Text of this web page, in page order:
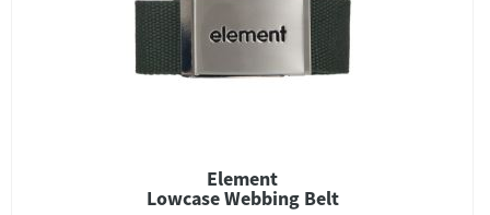
Element
Lowcase Webbing Belt